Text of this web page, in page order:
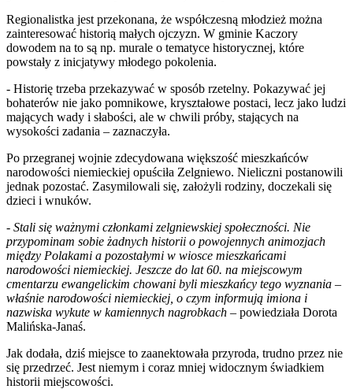
Regionalistka jest przekonana, że współczesną młodzież można
zainteresować historią małych ojczyzn. W gminie Kaczory
dowodem na to są np. murale o tematyce historycznej, które
powstały z inicjatywy młodego pokolenia.
- Historię trzeba przekazywać w sposób rzetelny. Pokazywać jej
bohaterów nie jako pomnikowe, kryształowe postaci, lecz jako ludzi
mających wady i słabości, ale w chwili próby, stających na
wysokości zadania – zaznaczyła.
Po przegranej wojnie zdecydowana większość mieszkańców
narodowości niemieckiej opuściła Zelgniewo. Nieliczni postanowili
jednak pozostać. Zasymilowali się, założyli rodziny, doczekali się
dzieci i wnuków.
- Stali się ważnymi członkami zelgniewskiej społeczności. Nie
przypominam sobie żadnych historii o powojennych animozjach
między Polakami a pozostałymi w wiosce mieszkańcami
narodowości niemieckiej. Jeszcze do lat 60. na miejscowym
cmentarzu ewangelickim chowani byli mieszkańcy tego wyznania –
właśnie narodowości niemieckiej, o czym informują imiona i
nazwiska wykute w kamiennych nagrobkach – powiedziała Dorota
Malińska-Janaś.
Jak dodała, dziś miejsce to zaanektowała przyroda, trudno przez nie
się przedrzeć. Jest niemym i coraz mniej widocznym świadkiem
historii miejscowości.